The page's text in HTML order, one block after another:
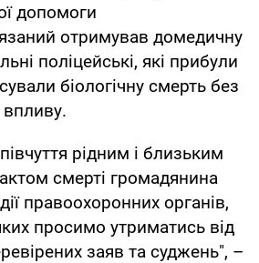
допомоги
отримував домедичну
поліцейські, які прибули
біологічну смерть без
рідним і близьким
смерті громадянина
правоохоронних органів,
просимо утриматись від
заяв та суджень", –